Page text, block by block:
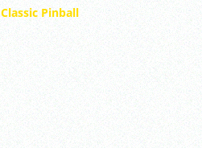
Classic Pinball